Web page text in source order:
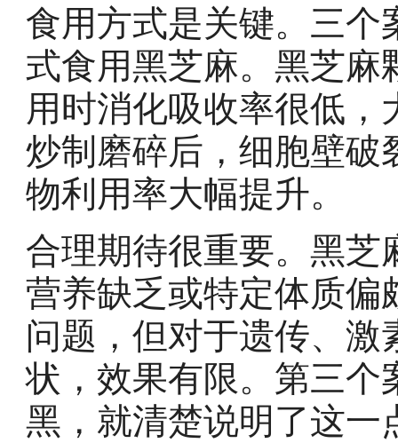
食用方式是关键。三
式食用黑芝麻。黑芝
用时消化吸收率很低
炒制磨碎后，细胞壁
物利用率大幅提升。
合理期待很重要。黑
营养缺乏或特定体质
问题，但对于遗传、
状，效果有限。第三
黑，就清楚说明了这一